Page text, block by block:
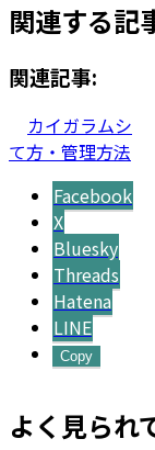
関連する記
関連記事:
カイガラムシ
て方・管理方法
Facebook
X
Bluesky
Threads
Hatena
LINE
Copy
よく見られ